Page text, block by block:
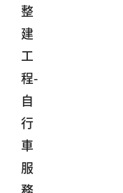
整
建
工
程-
自
行
車
服